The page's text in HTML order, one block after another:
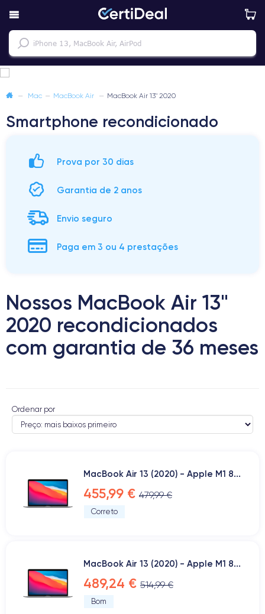
— Mac — MacBook Air — MacBook Air 13" 2020
Smartphone recondicionado
Prova por 30 dias
Garantia de 2 anos
Envio seguro
Paga em 3 ou 4 prestações
Nossos MacBook Air 13"
2020 recondicionados
com garantia de 36 meses
Ordenar por
MacBook Air 13 (2020) - Apple M1 8...
455,99 € 479,99 €
Correto
MacBook Air 13 (2020) - Apple M1 8...
489,24 € 514,99 €
Bom